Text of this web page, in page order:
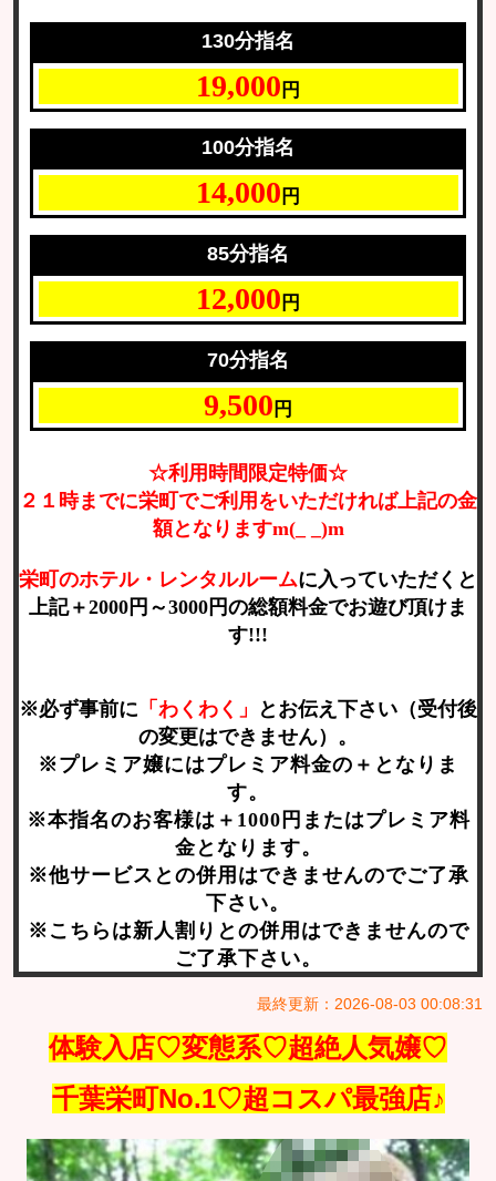
130分指名
19,000 円
100分指名
14,000 円
85分指名
12,000 円
70分指名
9,500 円
☆利用時間限定特価☆
２１時までに栄町でご利用をいただければ上記の金
額となりますm(_ _)m
栄町のホテル・レンタルルームに入っていただくと
上記＋2000円～3000円の総額料金でお遊び頂けま
す!!!
※必ず事前に 「わくわく」
とお伝え下さい（受付後
の変更はできません）。
※プレミア嬢にはプレミア料金の＋となりま
す。
※本指名のお客様は＋1000円またはプレミア料
金となります。
※他サービスとの併用はできませんのでご了承
下さい。
※こちらは新人割りとの併用はできませんので
ご了承下さい。
最終更新：2026-08-03 00:08:31
体験入店♡変態系♡超絶人気嬢♡
千葉栄町No.1♡超コスパ最強店♪